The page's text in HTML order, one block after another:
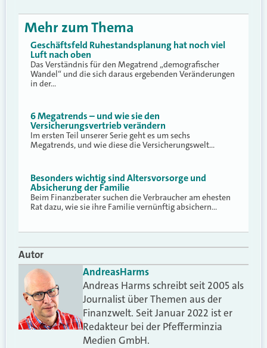
Mehr zum Thema
Geschäftsfeld Ruhestandsplanung hat noch viel
Luft nach oben
Das Verständnis für den Megatrend „demografischer
Wandel“ und die sich daraus ergebenden Veränderungen
in der…
6 Megatrends – und wie sie den
Versicherungsvertrieb verändern
Im ersten Teil unserer Serie geht es um sechs
Megatrends, und wie diese die Versicherungswelt…
Besonders wichtig sind Altersvorsorge und
Absicherung der Familie
Beim Finanzberater suchen die Verbraucher am ehesten
Rat dazu, wie sie ihre Familie vernünftig absichern…
Autor
AndreasHarms
Andreas Harms schreibt seit 2005 als
Journalist über Themen aus der
Finanzwelt. Seit Januar 2022 ist er
Redakteur bei der Pfefferminzia
Medien GmbH.